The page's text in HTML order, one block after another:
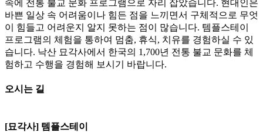
속에 전통 불교 문화 프로그램으로 자리 잡았습니다. 현대인은
바쁜 일상 속 어려움이나 힘든 점을 느끼면서 구체적으로 무엇
이 힘들고 어려운지 알지 못하는 점이 많습니다. 템플스테이
프로그램의 체험을 통하여 멈춤, 휴식, 치유를 경험하실 수 있
습니다. 낙산 묘각사에서 한국의 1,700년 전통 불교 문화를 체
험하고 수행을 경험해 보시기 바랍니다.
오시는 길
[묘각사]
[묘각사] 템플스테이